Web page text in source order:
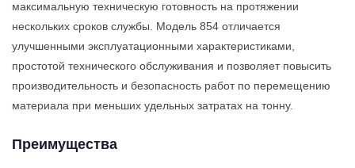
максимальную техническую готовность на протяжении
нескольких сроков службы. Модель 854 отличается
улучшенными эксплуатационными характеристиками,
простотой технического обслуживания и позволяет повысить
производительность и безопасность работ по перемещению
материала при меньших удельных затратах на тонну.
Преимущества